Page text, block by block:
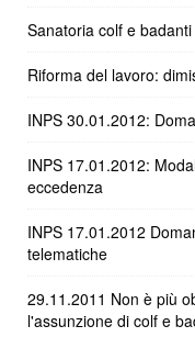
Sanatoria colf e
Riforma del lavoro:
INPS 30.01.2012:
INPS 17.01.2012:
eccedenza
INPS 17.01.2012
telematiche
29.11.2011 Non è più
l'assunzione di colf e